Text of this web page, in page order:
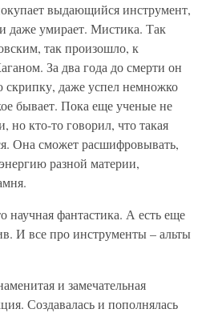
выдающийся инструмент,
даже умирает. Мистика. Так
так произошло, к
За два года до смерти он
даже успел немножко
бывает. Пока еще ученые не
но кто-то говорил, что такая
Она сможет расшифровывать,
разной материи,
научная фантастика. А есть еще
И все про инструменты – альты
и замечательная
Создавалась и пополнялась